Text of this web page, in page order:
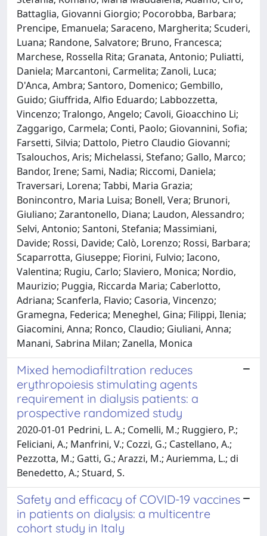
Battaglia, Giovanni Giorgio; Pocorobba, Barbara;
Prencipe, Emanuela; Saraceno, Margherita; Scuderi,
Luana; Randone, Salvatore; Bruno, Francesca;
Marchese, Rossella Rita; Granata, Antonio; Puliatti,
Daniela; Marcantoni, Carmelita; Zanoli, Luca;
D'Anca, Ambra; Santoro, Domenico; Gembillo,
Guido; Giuffrida, Alfio Eduardo; Labbozzetta,
Vincenzo; Tralongo, Angelo; Cavoli, Gioacchino Li;
Zaggarigo, Carmela; Conti, Paolo; Giovannini, Sofia;
Farsetti, Silvia; Dattolo, Pietro Claudio Giovanni;
Tsalouchos, Aris; Michelassi, Stefano; Gallo, Marco;
Bandor, Irene; Sami, Nadia; Riccomi, Daniela;
Traversari, Lorena; Tabbi, Maria Grazia;
Bonincontro, Maria Luisa; Bonell, Vera; Brunori,
Giuliano; Zarantonello, Diana; Laudon, Alessandro;
Selvi, Antonio; Santoni, Stefania; Massimiani,
Davide; Rossi, Davide; Calò, Lorenzo; Rossi, Barbara;
Scaparrotta, Giuseppe; Fiorini, Fulvio; Iacono,
Valentina; Rugiu, Carlo; Slaviero, Monica; Nordio,
Maurizio; Puggia, Riccarda Maria; Caberlotto,
Adriana; Scanferla, Flavio; Casoria, Vincenzo;
Gramegna, Federica; Meneghel, Gina; Filippi, Ilenia;
Giacomini, Anna; Ronco, Claudio; Giuliani, Anna;
Manani, Sabrina Milan; Zanella, Monica
Mixed hemodiafiltration reduces
erythropoiesis stimulating agents
requirement in dialysis patients: a
prospective randomized study
2020-01-01 Pedrini, L. A.; Comelli, M.; Ruggiero, P.;
Feliciani, A.; Manfrini, V.; Cozzi, G.; Castellano, A.;
Pezzotta, M.; Gatti, G.; Arazzi, M.; Auriemma, L.; di
Benedetto, A.; Stuard, S.
Safety and efficacy of COVID-19 vaccines
in patients on dialysis: a multicentre
cohort study in Italy